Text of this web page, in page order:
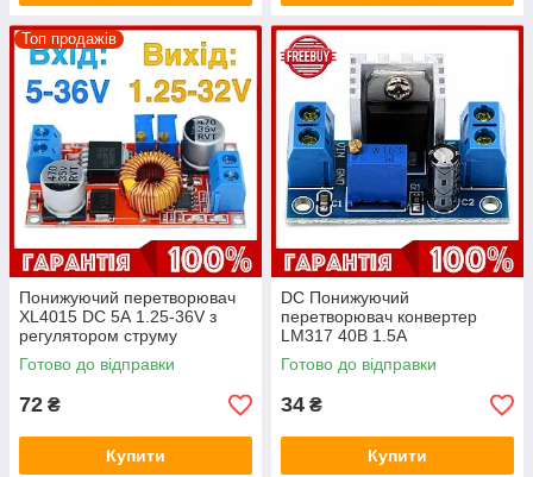
Топ продажів
Понижуючий перетворювач
XL4015 DC 5А 1.25-36V з
регулятором струму
Готово до відправки
72 ₴
Купити
DC Понижуючий
перетворювач конвертер
LM317 40В 1.5А
Готово до відправки
34 ₴
Купити